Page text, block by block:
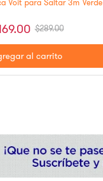
Voit para Saltar 3m Verde
.00 $289.00
al carrito